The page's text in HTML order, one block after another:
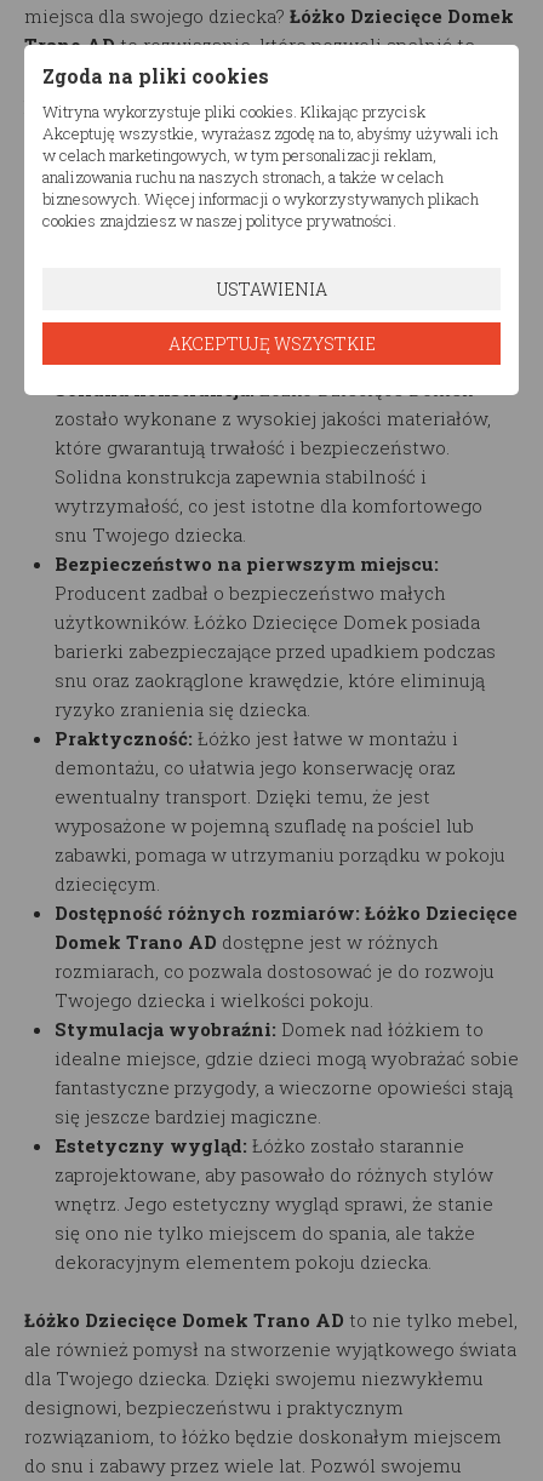
miejsca dla swojego dziecka? Łóżko Dziecięce Domek
Trano ADto rozwiązanie, które pozwoli spełnić te
marzenia! To niezwykłe i urocze łóżko, które
przeniesie Twoje dziecko do krainy wyobraźni i
zabawy.
Główne cechy produktu:
miejsce do spania, ale również przestrzeń do
zabawy, snucia opowieści i spełniania dziecięcych
marzeń.
Solidna konstrukcja: Łóżko Dziecięce Domek
zostało wykonane z wysokiej jakości materiałów,
które gwarantują trwałość i bezpieczeństwo.
Solidna konstrukcja zapewnia stabilność i
wytrzymałość, co jest istotne dla komfortowego
snu Twojego dziecka.
Bezpieczeństwo na pierwszym miejscu:
Producent zadbał o bezpieczeństwo małych
użytkowników. Łóżko Dziecięce Domek posiada
barierki zabezpieczające przed upadkiem podczas
snu oraz zaokrąglone krawędzie, które eliminują
ryzyko zranienia się dziecka.
Praktyczność: Łóżko jest łatwe w montażu i
demontażu, co ułatwia jego konserwację oraz
ewentualny transport. Dzięki temu, że jest
wyposażone w pojemną szufladę na pościel lub
zabawki, pomaga w utrzymaniu porządku w pokoju
dziecięcym.
Dostępność różnych rozmiarów: Łóżko Dziecięce
Domek Trano AD dostępne jest w różnych
rozmiarach, co pozwala dostosować je do rozwoju
Twojego dziecka i wielkości pokoju.
Stymulacja wyobraźni: Domek nad łóżkiem to
idealne miejsce, gdzie dzieci mogą wyobrażać sobie
fantastyczne przygody, a wieczorne opowieści stają
się jeszcze bardziej magiczne.
Estetyczny wygląd: Łóżko zostało starannie
zaprojektowane, aby pasowało do różnych stylów
wnętrz. Jego estetyczny wygląd sprawi, że stanie
się ono nie tylko miejscem do spania, ale także
dekoracyjnym elementem pokoju dziecka.
Łóżko Dziecięce Domek Trano AD to nie tylko mebel,
ale również pomysł na stworzenie wyjątkowego świata
dla Twojego dziecka. Dzięki swojemu niezwykłemu
designowi, bezpieczeństwu i praktycznym
rozwiązaniom, to łóżko będzie doskonałym miejscem
do snu i zabawy przez wiele lat. Pozwól swojemu
Zgoda na pliki cookies
Witryna wykorzystuje pliki cookies. Klikając przycisk
Akceptuję wszystkie, wyrażasz zgodę na to, abyśmy używali ich
w celach marketingowych, w tym personalizacji reklam,
analizowania ruchu na naszych stronach, a także w celach
biznesowych. Więcej informacji o wykorzystywanych plikach
cookies znajdziesz w naszej polityce prywatności.
USTAWIENIA
AKCEPTUJĘ WSZYSTKIE